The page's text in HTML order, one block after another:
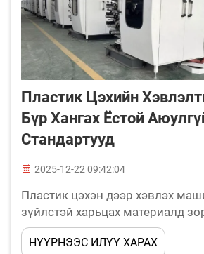
Пластик Цэхийн
Бүр Хангах Ёстой
Стандартууд
2025-12-22 09:42:04
Пластик цэхэн дээр хэвлэх
зүйлстэй харьцах материалд
зохицуулалтын нийцлийн
CFR §177.1520 болон EU 10/
НҮҮРНЭЭС ИЛҮҮ ХАРАХ